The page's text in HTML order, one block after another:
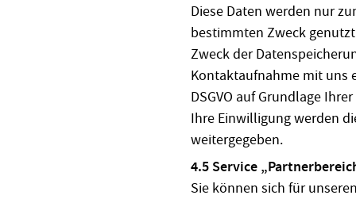
Diese Daten werden nur
bestimmten Zweck
Zweck der
Kontaktaufnahme mit uns
DSGVO auf Grundlage
Ihre Einwilligung werden
weitergegeben.
4.5 Service
Sie können sich für